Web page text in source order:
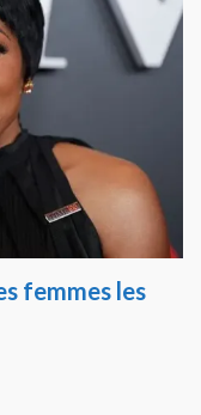
femmes les